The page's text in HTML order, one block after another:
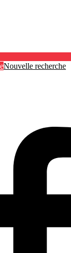
Nouvelle recherche